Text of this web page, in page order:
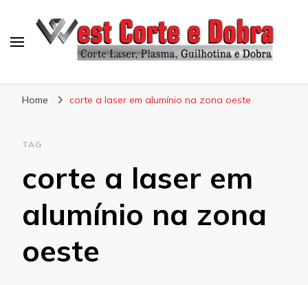
Home corte a laser em alumínio na zona oeste
TAG
corte a laser em
alumínio na zona
oeste